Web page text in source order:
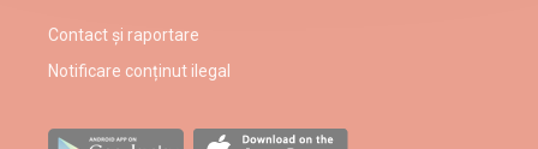
Contact și raportare
Notificare conținut ilegal